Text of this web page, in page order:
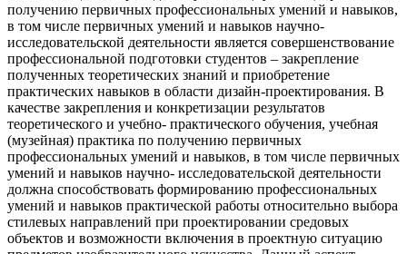
получению первичных профессиональных умений и навыков,
в том числе первичных умений и навыков научно-
исследовательской деятельности является совершенствование
профессиональной подготовки студентов – закрепление
полученных теоретических знаний и приобретение
практических навыков в области дизайн-проектирования. В
качестве закрепления и конкретизации результатов
теоретического и учебно- практического обучения, учебная
(музейная) практика по получению первичных
профессиональных умений и навыков, в том числе первичных
умений и навыков научно- исследовательской деятельности
должна способствовать формированию профессиональных
умений и навыков практической работы относительно выбора
стилевых направлений при проектировании средовых
объектов и возможности включения в проектную ситуацию